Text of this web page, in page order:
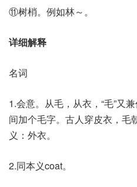
⑪树梢。例如林～。
详细解释
名词
1.会意。从毛，从衣，“毛”又
间加个毛字。古人穿皮衣，毛
义：外衣。
2.同本义coat。